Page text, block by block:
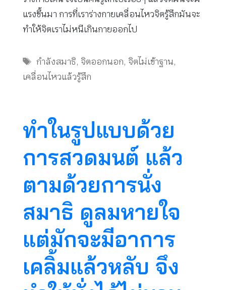
แรงขึ้นมา การที่เราร่างกายเคลื่อนไหวจิตรู้สึกมันจะ
ทำให้จิตเราไม่หนีเกินกายออกไป
Tags
กำลังสมาธิ, จิตออกนอก, จิตไม่เข้าฐาน,
เคลื่อนไหวแล้วรู้สึก
ทำในรูปแบบด้วย
การสวดมนต์ แล้ว
ตามด้วยการนั่ง
สมาธิ ดูลมหายใจ
แต่มักจะมีอาการ
เคลิ้มแล้วหลับ จึง